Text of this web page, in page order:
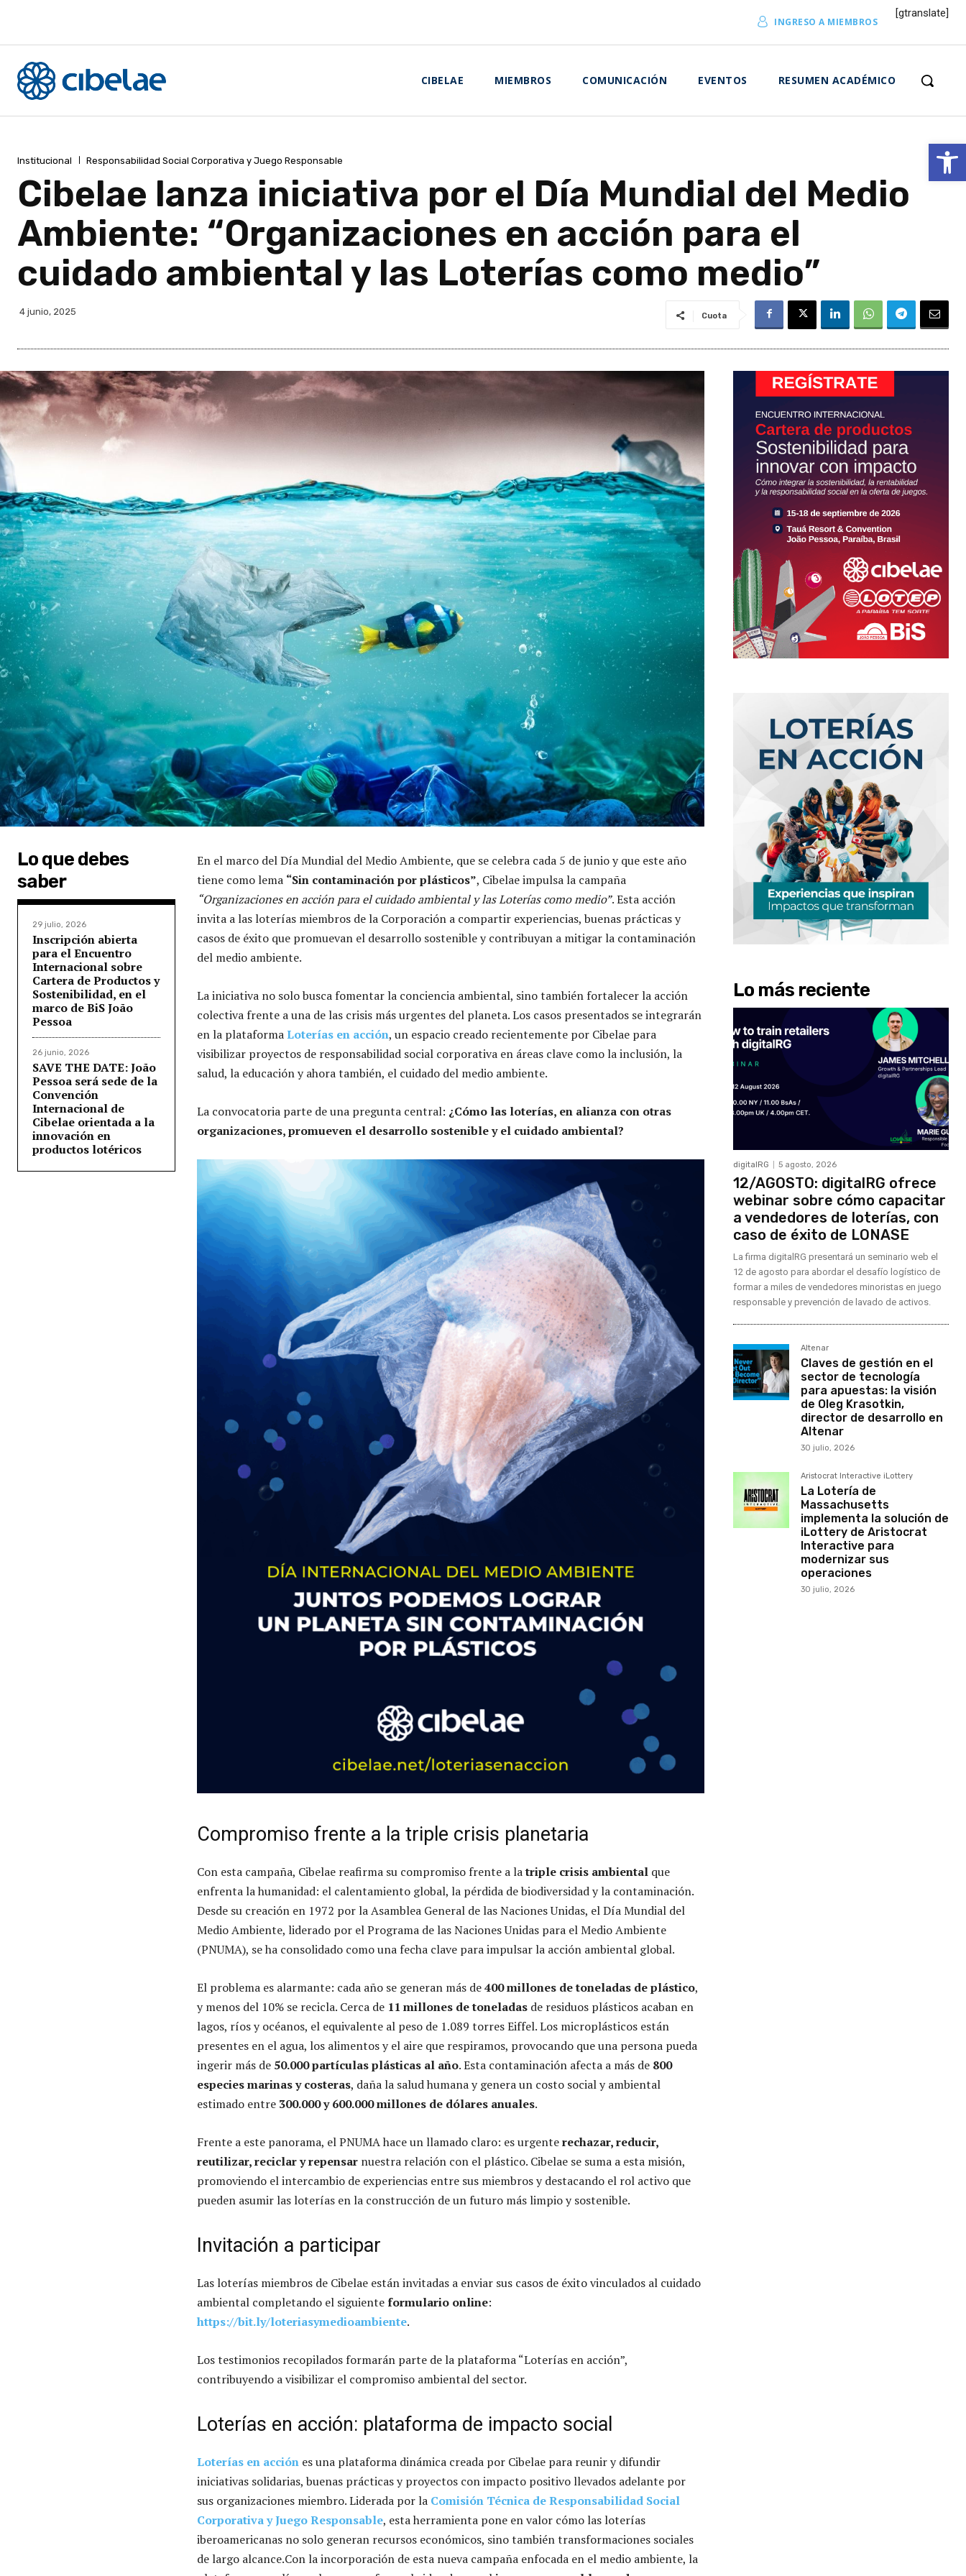
Abrir
INGRESO A MIEMBROS
[gtranslate]
CIBELAE MIEMBROS COMUNICACIÓN EVENTOS RESUMEN ACADÉMICO
Institucional Responsabilidad Social Corporativa y Juego Responsable
Cibelae lanza iniciativa por el Día Mundial del Medio
Ambiente: “Organizaciones en acción para el
cuidado ambiental y las Loterías como medio”
4 junio, 2025 Cuota
Lo que debes
saber
29 julio, 2026
Inscripción abierta
para el Encuentro
Internacional sobre
Cartera de Productos y
Sostenibilidad, en el
marco de BiS João
Pessoa
26 junio, 2026
SAVE THE DATE: João
Pessoa será sede de la
Convención
Internacional de
Cibelae orientada a la
innovación en
productos lotéricos
En el marco del Día Mundial del Medio Ambiente, que se celebra cada 5 de junio y que este año
tiene como lema “Sin contaminación por plásticos”, Cibelae impulsa la campaña
“Organizaciones en acción para el cuidado ambiental y las Loterías como medio”. Esta acción
invita a las loterías miembros de la Corporación a compartir experiencias, buenas prácticas y
casos de éxito que promuevan el desarrollo sostenible y contribuyan a mitigar la contaminación
del medio ambiente.
La iniciativa no solo busca fomentar la conciencia ambiental, sino también fortalecer la acción
colectiva frente a una de las crisis más urgentes del planeta. Los casos presentados se integrarán
en la plataformaLoterías en acción, un espacio creado recientemente por Cibelae para
visibilizar proyectos de responsabilidad social corporativa en áreas clave como la inclusión, la
salud, la educación y ahora también, el cuidado del medio ambiente.
La convocatoria parte de una pregunta central: ¿Cómo las loterías, en alianza con otras
organizaciones, promueven el desarrollo sostenible y el cuidado ambiental?
Compromiso frente a la triple crisis planetaria
Con esta campaña, Cibelae reafirma su compromiso frente a latriple crisis ambiental que
enfrenta la humanidad: el calentamiento global, la pérdida de biodiversidad y la contaminación.
Desde su creación en 1972 por la Asamblea General de las Naciones Unidas, el Día Mundial del
Medio Ambiente, liderado por el Programa de las Naciones Unidas para el Medio Ambiente
(PNUMA), se ha consolidado como una fecha clave para impulsar la acción ambiental global.
El problema es alarmante: cada año se generan más de400 millones de toneladas de plástico,
y menos del 10% se recicla. Cerca de 11 millones de toneladas de residuos plásticos acaban en
lagos, ríos y océanos, el equivalente al peso de 1.089 torres Eiffel. Los microplásticos están
presentes en el agua, los alimentos y el aire que respiramos, provocando que una persona pueda
ingerir más de 50.000 partículas plásticas al año. Esta contaminación afecta a más de 800
especies marinas y costeras, daña la salud humana y genera un costo social y ambiental
estimado entre 300.000 y 600.000 millones de dólares anuales.
Frente a este panorama, el PNUMA hace un llamado claro: es urgenterechazar, reducir,
reutilizar, reciclar y repensar nuestra relación con el plástico. Cibelae se suma a esta misión,
promoviendo el intercambio de experiencias entre sus miembros y destacando el rol activo que
pueden asumir las loterías en la construcción de un futuro más limpio y sostenible.
Invitación a participar
Las loterías miembros de Cibelae están invitadas a enviar sus casos de éxito vinculados al cuidado
ambiental completando el siguienteformulario online:
https://bit.ly/loteriasymedioambiente.
Los testimonios recopilados formarán parte de la plataforma “Loterías en acción”,
contribuyendo a visibilizar el compromiso ambiental del sector.
Loterías en acción: plataforma de impacto social
Loterías en acción es una plataforma dinámica creada por Cibelae para reunir y difundir
iniciativas solidarias, buenas prácticas y proyectos con impacto positivo llevados adelante por
sus organizaciones miembro. Liderada por la Comisión Técnica de Responsabilidad Social
Corporativa y Juego Responsable, esta herramienta pone en valor cómo las loterías
iberoamericanas no solo generan recursos económicos, sino también transformaciones sociales
de largo alcance.Con la incorporación de esta nueva campaña enfocada en el medio ambiente, la
Lo más reciente
digitalRG 5 agosto, 2026
12/AGOSTO: digitalRG ofrece
webinar sobre cómo capacitar
a vendedores de loterías, con
caso de éxito de LONASE
La firma digitalRG presentará un seminario web el
12 de agosto para abordar el desafío logístico de
formar a miles de vendedores minoristas en juego
responsable y prevención de lavado de activos.
Altenar
Claves de gestión en el
sector de tecnología
para apuestas: la visión
de Oleg Krasotkin,
director de desarrollo en
Altenar
30 julio, 2026
Aristocrat Interactive iLottery
La Lotería de
Massachusetts
implementa la solución de
iLottery de Aristocrat
Interactive para
modernizar sus
operaciones
30 julio, 2026